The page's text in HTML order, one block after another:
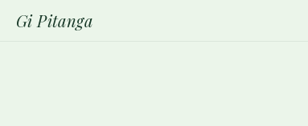
Gi Pitanga